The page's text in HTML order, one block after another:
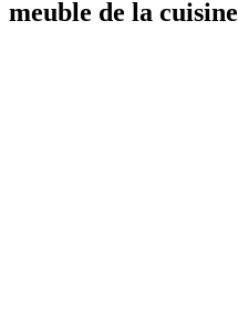
meuble de la cuisine